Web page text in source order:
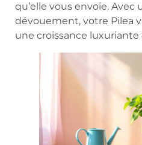
qu’elle vous envoie. Avec
dévouement, votre Pilea
une croissance